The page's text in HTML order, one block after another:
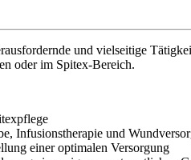
und vielseitige
oder im Spitex-Bereich.
Infusionstherapie und
einer optimalen Versorgung